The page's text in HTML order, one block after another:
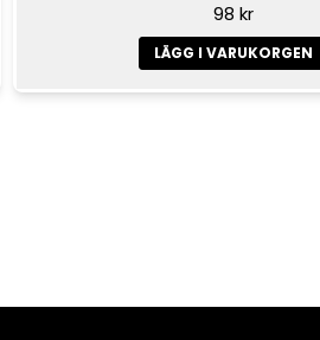
98 kr
LÄGG I VARUKORGEN